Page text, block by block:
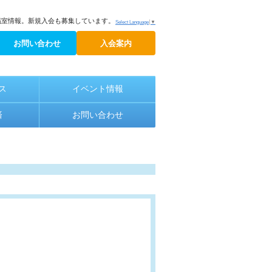
Select Language ▼
情報。新規入会も募集しています。
お問い合わせ 入会案内
イベント情報
お問い合わせ